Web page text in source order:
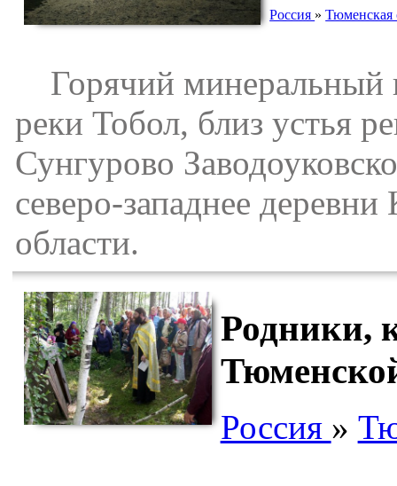
Россия »Тюменская
Горячий минеральный
реки Тобол, близ устья
Сунгурово
северо-западнее
области.
Родники,
Россия »